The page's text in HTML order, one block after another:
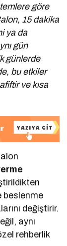
göre
15 dakika
ya da
gün
günlerde
bu etkiler
ve kısa
beslenme
değiştirir.
aynı
rehberlik